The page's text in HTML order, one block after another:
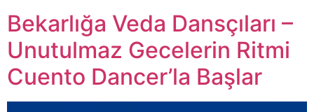
Bekarlığa Veda Dansçıları –
Unutulmaz Gecelerin Ritmi
Cuento Dancer’la Başlar